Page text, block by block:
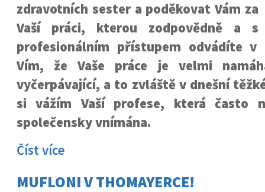
zdravotních sester a poděkovat Vám za
Vaší práci, kterou zodpovědně a s
profesionálním přístupem odvádíte v
Vím, že Vaše práce je velmi
vyčerpávající, a to zvláště v dnešní
si vážím Vaší profese, která často
společensky vnímána.
Číst více
MUFLONI V THOMAYERCE!